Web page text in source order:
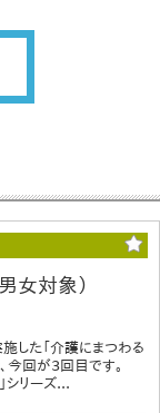
女対象）
した「介護にまつわる
今回が3回目です。
シリーズ...